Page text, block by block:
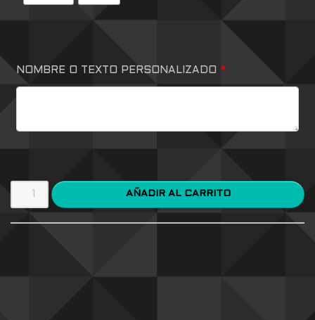
NOMBRE O TEXTO PERSONALIZADO *
AÑADIR AL CARRITO